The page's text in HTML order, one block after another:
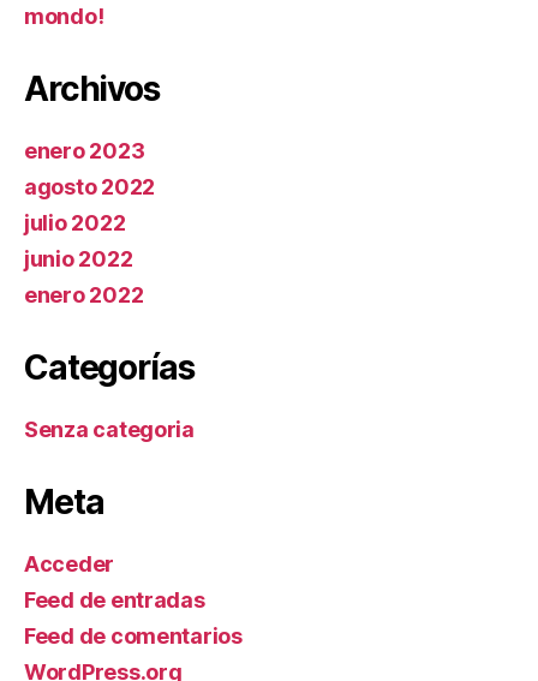
mondo!
Archivos
enero 2023
agosto 2022
julio 2022
junio 2022
enero 2022
Categorías
Senza categoria
Meta
Acceder
Feed de entradas
Feed de comentarios
WordPress.org